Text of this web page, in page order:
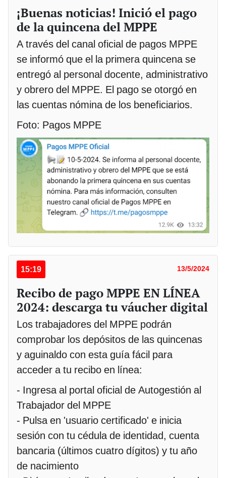
¡Buenas noticias! Inició el pago
de la quincena del MPPE
A través del canal oficial de pagos MPPE
se informó que el la primera quincena se
entregó al personal docente, administrativo
y obrero del MPPE. El pago se otorgó en
las cuentas nómina de los beneficiarios.
Foto: Pagos MPPE
15:19 13/5/2024
Recibo de pago MPPE EN LÍNEA
2024: descarga tu váucher digital
Los trabajadores del MPPE podrán
comprobar los depósitos de las quincenas
y aguinaldo con esta guía fácil para
acceder a tu recibo en línea:
- Ingresa al portal oficial de Autogestión al
Trabajador del MPPE
- Pulsa en 'usuario certificado' e inicia
sesión con tu cédula de identidad, cuenta
bancaria (últimos cuatro dígitos) y tu año
de nacimiento